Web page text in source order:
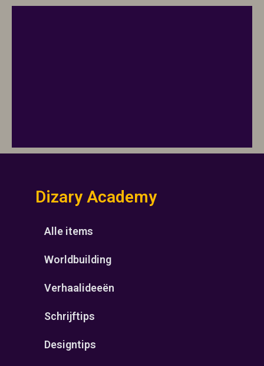
Dizary Academy
Alle items
Worldbuilding
Verhaalideeën
Schrijftips
Designtips